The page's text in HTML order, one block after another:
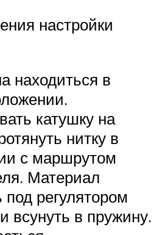
настройки
находиться в
катушку на
нитку в
с маршрутом
Материал
под регулятором
всунуть в пружину.